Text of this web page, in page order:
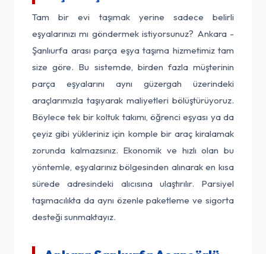
Tam bir evi taşımak yerine sadece belirli
eşyalarınızı mı göndermek istiyorsunuz? Ankara -
Şanlıurfa arası parça eşya taşıma hizmetimiz tam
size göre. Bu sistemde, birden fazla müşterinin
parça eşyalarını aynı güzergah üzerindeki
araçlarımızla taşıyarak maliyetleri bölüştürüyoruz.
Böylece tek bir koltuk takımı, öğrenci eşyası ya da
çeyiz gibi yükleriniz için komple bir araç kiralamak
zorunda kalmazsınız. Ekonomik ve hızlı olan bu
yöntemle, eşyalarınız bölgesinden alınarak en kısa
sürede adresindeki alıcısına ulaştırılır. Parsiyel
taşımacılıkta da aynı özenle paketleme ve sigorta
desteği sunmaktayız.